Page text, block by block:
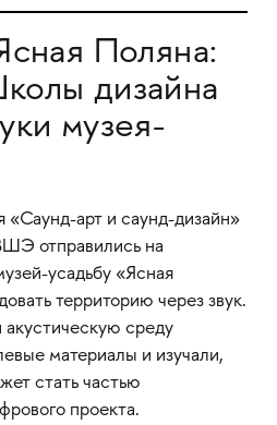
Поляна:
дизайна
музея-
«Саунд-арт и саунд-дизайн»
отправились на
усадьбу «Ясная
территорию через звук.
акустическую среду
материалы и изучали,
стать частью
проекта.